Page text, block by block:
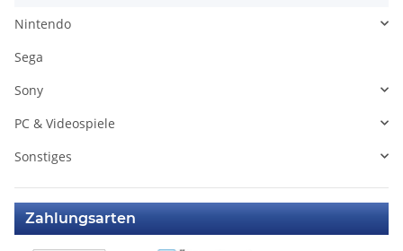
Nintendo
Sega
Sony
PC & Videospiele
Sonstiges
Zahlungsarten